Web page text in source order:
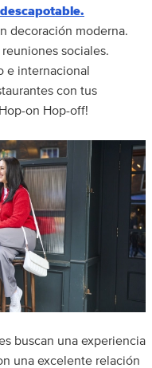
decoración moderna.
sociales.
e internacional
con tus
on Hop-off!
buscan una experiencia
una excelente relación